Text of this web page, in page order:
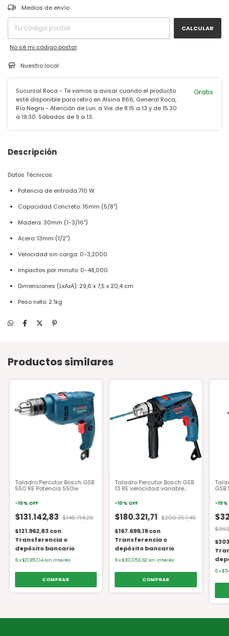
Entregas para el CP:
Medios de envío
CALCULAR
No sé mi código postal
Nuestro local
Sucursal Roca - Te vamos a avisar cuando el producto
esté disponible para retiro en Alsina 866, General Roca,
Río Negro - Atención de Lun. a Vie. de 8.15 a 13 y de 15.30
a 19.30. Sábados de 9 a 13.
Gratis
Descripción
Datos Técnicos:
Potencia de entrada:710 W
Capacidad Concreto: 16mm (5/8")
Madera: 30mm (1-3/16")
Acero: 13mm (1/2")
Velocidad sin carga: 0-3,2000
Impactos por minuto: 0-48,000
Dimensiones (LxAxA): 29,6 x 7,5 x 20,4 cm
Peso neto: 2.1kg
Productos similares
Taladro Percutor Bosch GSB
550 RE Potencia 550w
-10%OFF
$131.142,83 $145.714,26
$121.962,83con
Transferencia o
depósito bancario
6x$21.857,14sin interés
Taladro Percutor Bosch GSB
13 RE velocidad variable
-10%OFF
$180.321,71 $200.357,45
$167.699,19con
Transferencia o
depósito bancario
6x$30.053,62 sin interés
-10%
6x